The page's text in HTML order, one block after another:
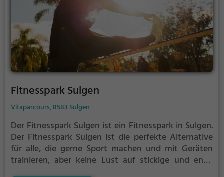
Fitnesspark Sulgen
Vitaparcours, 8583 Sulgen
Der Fitnesspark Sulgen ist ein Fitnesspark in Sulgen.
Der Fitnesspark Sulgen ist die perfekte Alternative
für alle, die gerne Sport machen und mit Geräten
trainieren, aber keine Lust auf stickige und enge